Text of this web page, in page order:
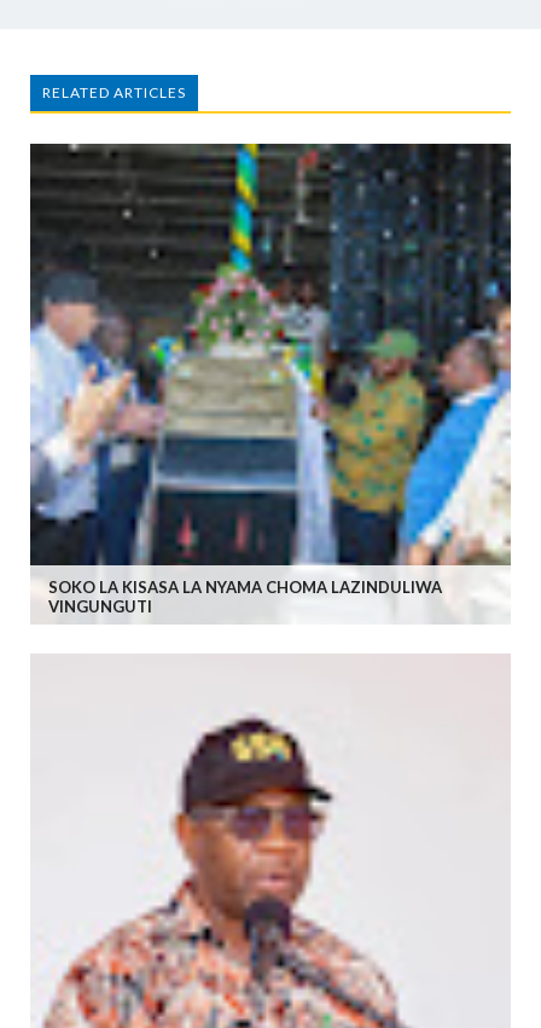
RELATED ARTICLES
SOKO LA KISASA LA NYAMA CHOMA LAZINDULIWA
VINGUNGUTI